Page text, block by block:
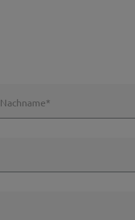
Nachname*